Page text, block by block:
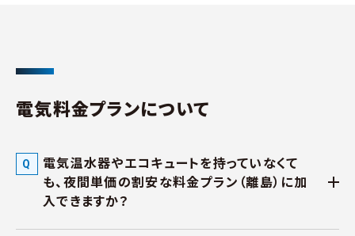
電気料金プランについて
電気温水器やエコキュートを持っていなくて
も、夜間単価の割安な料金プラン（離島）に加
入できますか？